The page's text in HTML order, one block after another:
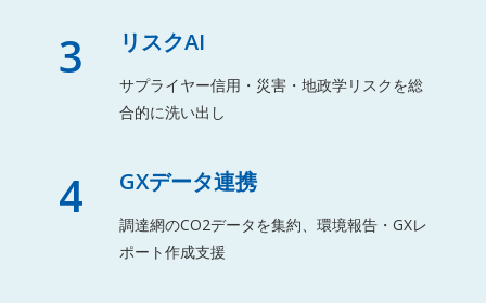
3 リスクAI
サプライヤー信用・災害・地政学リスクを総
合的に洗い出し
4 GXデータ連携
調達網のCO2データを集約、環境報告・GXレ
ポート作成支援